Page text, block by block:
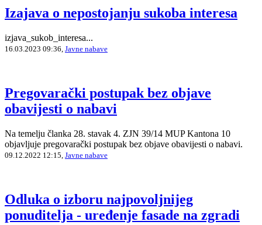
Izajava o nepostojanju sukoba interesa
izjava_sukob_interesa...
16.03.2023 09:36, Javne nabave
Pregovarački postupak bez objave
obavijesti o nabavi
Na temelju članka 28. stavak 4. ZJN 39/14 MUP Kantona 10
objavljuje pregovarački postupak bez objave obavijesti o nabavi.
09.12.2022 12:15, Javne nabave
Odluka o izboru najpovoljnijeg
ponuditelja - uređenje fasade na zgradi